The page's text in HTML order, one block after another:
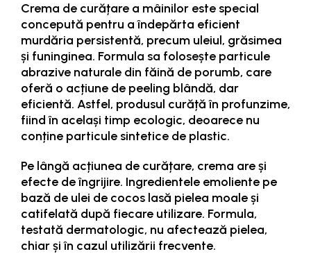
Crema de curățare a mâinilor este special
concepută pentru a îndepărta eficient
murdăria persistentă, precum uleiul, grăsimea
și funinginea. Formula sa folosește particule
abrazive naturale din făină de porumb, care
oferă o acțiune de peeling blândă, dar
eficientă. Astfel, produsul curăță în profunzime,
fiind în același timp ecologic, deoarece nu
conține particule sintetice de plastic.
Pe lângă acțiunea de curățare, crema are și
efecte de îngrijire. Ingredientele emoliente pe
bază de ulei de cocos lasă pielea moale și
catifelată după fiecare utilizare. Formula,
testată dermatologic, nu afectează pielea,
chiar și în cazul utilizării frecvente.